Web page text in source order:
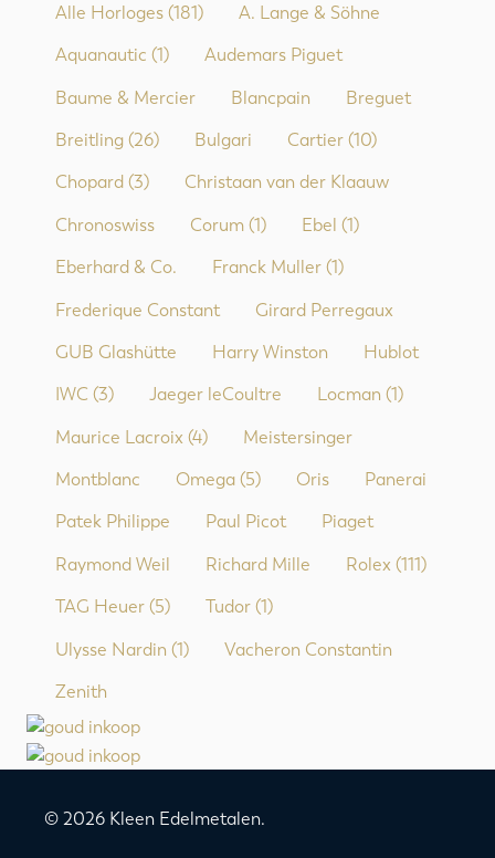
Alle Horloges (181) A. Lange & Söhne
Aquanautic (1) Audemars Piguet
Baume & Mercier Blancpain Breguet
Breitling (26) Bulgari Cartier (10)
Chopard (3) Christaan van der Klaauw
Chronoswiss Corum (1) Ebel (1)
Eberhard & Co. Franck Muller (1)
Frederique Constant Girard Perregaux
GUB Glashütte Harry Winston Hublot
IWC (3) Jaeger leCoultre Locman (1)
Maurice Lacroix (4) Meistersinger
Montblanc Omega (5) Oris Panerai
Patek Philippe Paul Picot Piaget
Raymond Weil Richard Mille Rolex (111)
TAG Heuer (5) Tudor (1)
Ulysse Nardin (1) Vacheron Constantin
Zenith
© 2026 Kleen Edelmetalen.